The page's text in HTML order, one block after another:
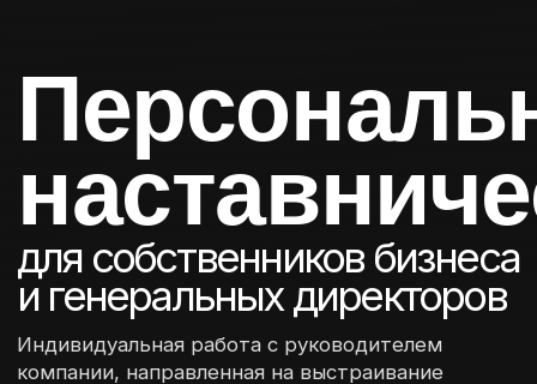
Индивидуальная работа с руководителем
компании, направленная на выстраивание
системы управления бизнесом: финансовой
модели, управленческого учёта
и стратегического развития.
Формат сочетает обучение системному
управлению, аудит бизнеса и персональное
сопровождение руководителя.
Оставить заявку
для собственников бизнеса
и генеральных директоров